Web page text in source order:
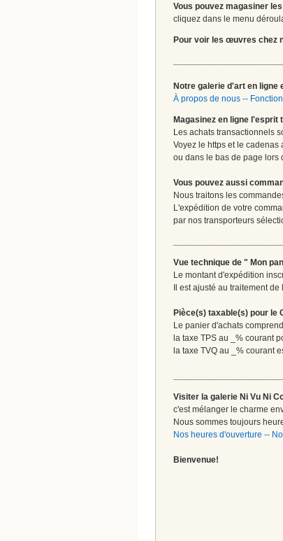
Vous pouvez magasiner
cliquez dans le menu
Pour voir les œuvres chez
Notre galerie d'art en ligne
À propos de nous --
Magasinez en ligne l'esprit
Les achats transactionnels
Voyez le https et le
ou dans le bas de page lors
Vous pouvez aussi
Nous traitons les
L'expédition de votre
par nos transporteurs
Vue technique de " Mon
Le montant d'expédition
Il est ajusté au traitement
Pièce(s) taxable(s) pour le
Le panier d'achats
la taxe TPS au _% courant
la taxe TVQ au _% courant
Visiter la galerie Ni Vu Ni
c'est mélanger le charme
Nous sommes toujours
Nos heures d'ouverture --
Bienvenue!